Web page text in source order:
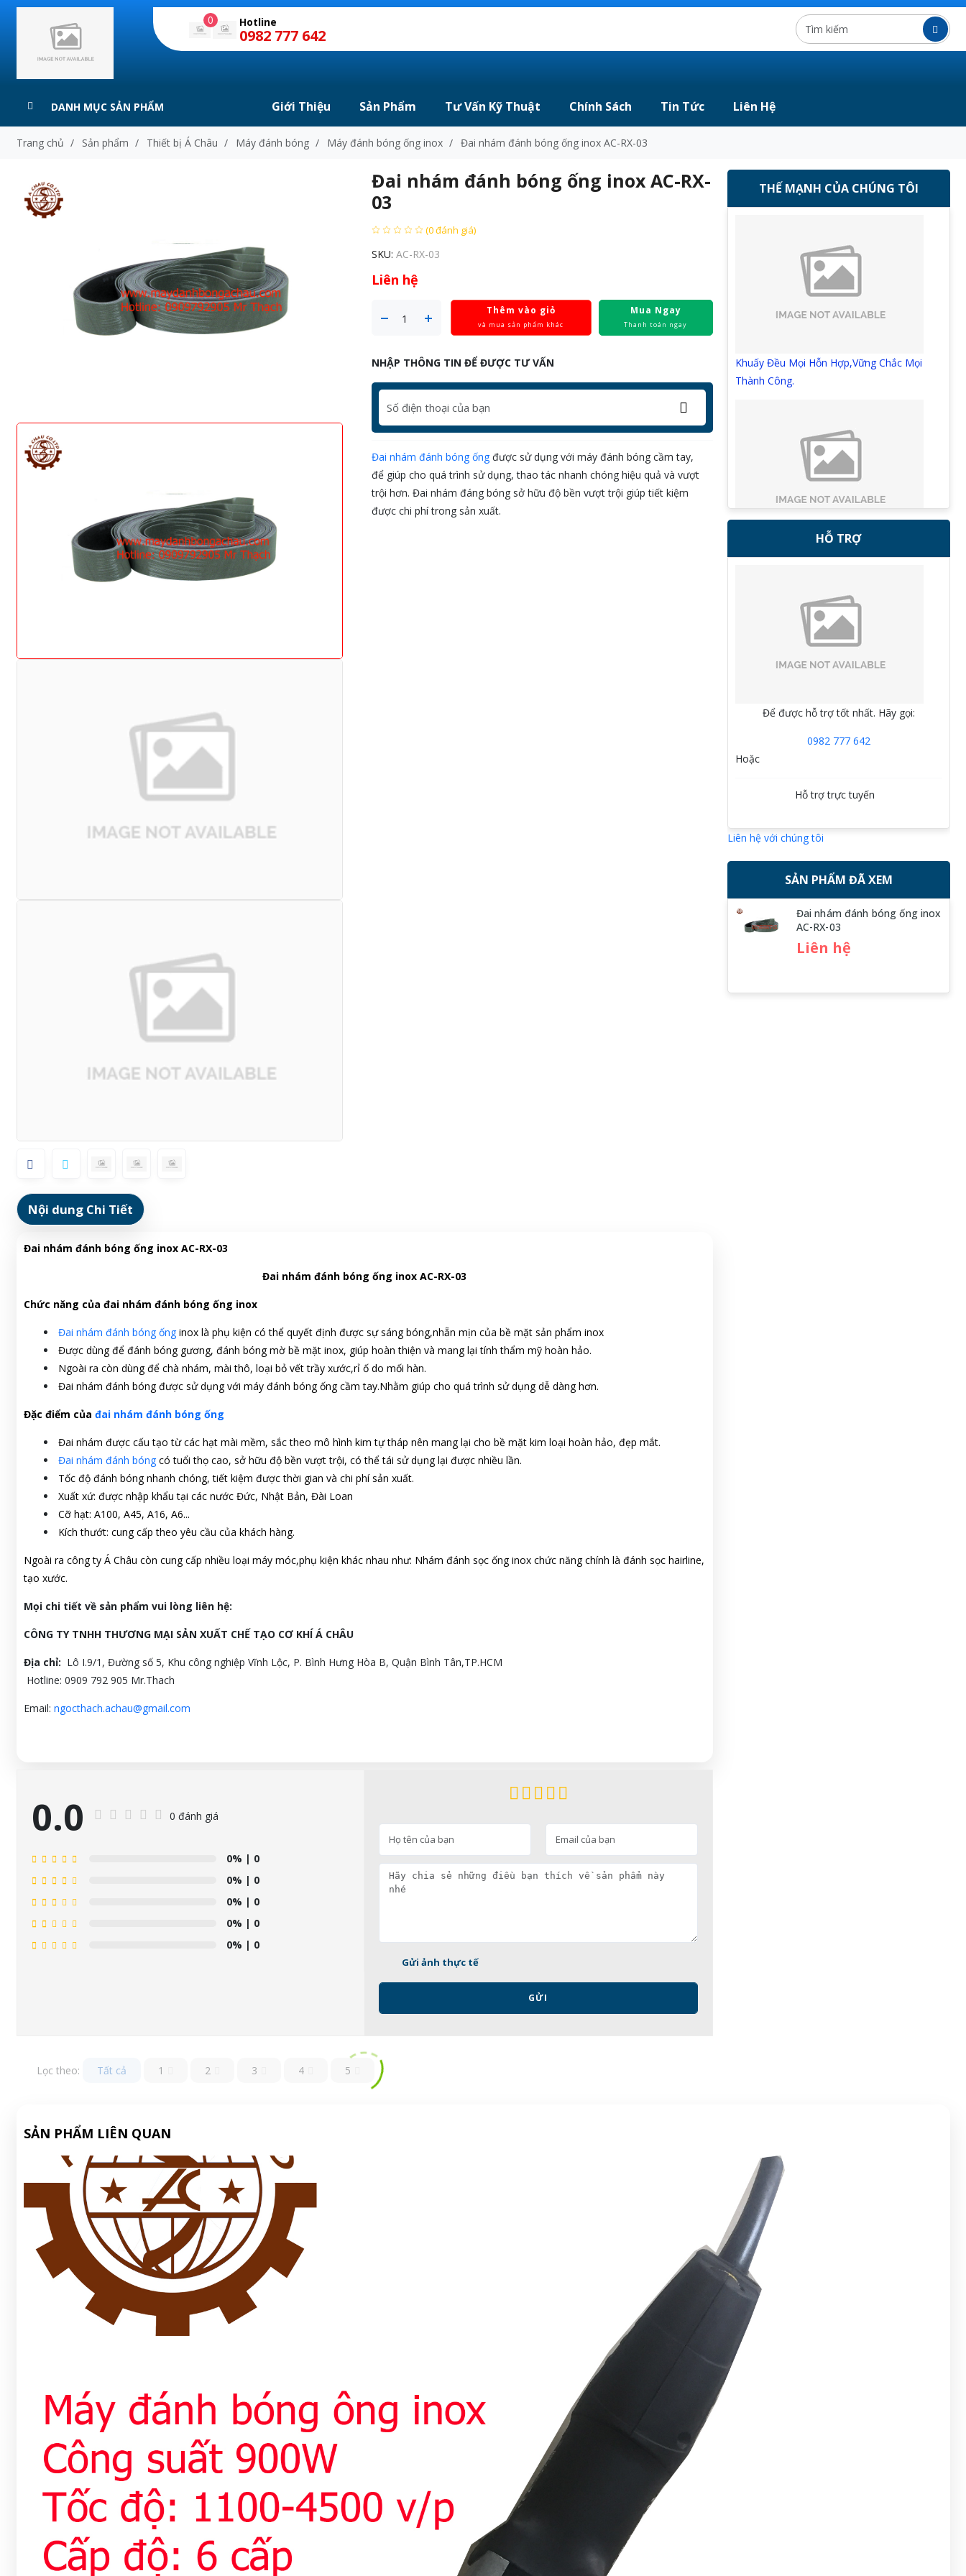
0 Hotline
0982 777 642
DANH MỤC SẢN PHẨM Giới Thiệu Sản Phẩm Tư Vấn Kỹ Thuật Chính Sách Tin Tức Liên Hệ
Trang chủ / Sản phẩm / Thiết bị Á Châu / Máy đánh bóng / Máy đánh bóng ống inox / Đai nhám đánh bóng ống inox AC-RX-03
Đai nhám đánh bóng ống inox AC-RX-
03
(0 đánh giá)
SKU:AC-RX-03
Liên hệ
Thêm vào giỏ
và mua sản phẩm khác
Mua Ngay
Thanh toán ngay
NHẬP THÔNG TIN ĐỂ ĐƯỢC TƯ VẤN
Đai nhám đánh bóng ống được sử dụng với máy đánh bóng cầm tay,
để giúp cho quá trình sử dụng, thao tác nhanh chóng hiệu quả và vượt
trội hơn. Đai nhám đáng bóng sở hữu độ bền vượt trội giúp tiết kiệm
được chi phí trong sản xuất.
Nội dung Chi Tiết
Đai nhám đánh bóng ống inox AC-RX-03
Đai nhám đánh bóng ống inox AC-RX-03
Chức năng của đai nhám đánh bóng ống inox
Đai nhám đánh bóng ống inox là phụ kiện có thể quyết định được sự sáng bóng,nhẵn mịn của bề mặt sản phẩm inox
Được dùng để đánh bóng gương, đánh bóng mờ bề mặt inox, giúp hoàn thiện và mang lại tính thẩm mỹ hoàn hảo.
Ngoài ra còn dùng để chà nhám, mài thô, loại bỏ vết trầy xước,rỉ ố do mối hàn.
Đai nhám đánh bóng được sử dụng với máy đánh bóng ống cầm tay.Nhằm giúp cho quá trình sử dụng dễ dàng hơn.
Đặc điểm của đai nhám đánh bóng ống
Đai nhám được cấu tạo từ các hạt mài mềm, sắc theo mô hình kim tự tháp nên mang lại cho bề mặt kim loại hoàn hảo, đẹp mắt.
Đai nhám đánh bóng có tuổi thọ cao, sở hữu độ bền vượt trội, có thể tái sử dụng lại được nhiều lần.
Tốc độ đánh bóng nhanh chóng, tiết kiệm được thời gian và chi phí sản xuất.
Xuất xứ: được nhập khẩu tại các nước Đức, Nhật Bản, Đài Loan
Cỡ hạt: A100, A45, A16, A6...
Kích thướt: cung cấp theo yêu cầu của khách hàng.
Ngoài ra công ty Á Châu còn cung cấp nhiều loại máy móc,phụ kiện khác nhau như: Nhám đánh sọc ống inox chức năng chính là đánh sọc hairline,
tạo xước.
Mọi chi tiết về sản phẩm vui lòng liên hệ:
CÔNG TY TNHH THƯƠNG MẠI SẢN XUẤT CHẾ TẠO CƠ KHÍ Á CHÂU
Địa chỉ: Lô I.9/1, Đường số 5, Khu công nghiệp Vĩnh Lộc, P. Bình Hưng Hòa B, Quận Bình Tân,TP.HCM
Hotline: 0909 792 905 Mr.Thach
Email: ngocthach.achau@gmail.com
0.0 0 đánh giá
0% | 0
0% | 0
0% | 0
0% | 0
0% | 0
Gửi ảnh thực tế
GỬI
Lọc theo: Tất cả 1 2 3 4 5
THẾ MẠNH CỦA CHÚNG TÔI
Khuấy Đều Mọi Hỗn Hợp,Vững Chắc Mọi
Thành Công.
Chính Xác Từng Giọt,Hoàn Hảo Mọi Mẻ
Đảm Bảo Chất Lượng, Nâng Tầm Sản Xuất
HỖ TRỢ
Để được hỗ trợ tốt nhất. Hãy gọi:
0982 777 642
Hoặc
Hỗ trợ trực tuyến
Liên hệ với chúng tôi
SẢN PHẨM ĐÃ XEM
Đai nhám đánh bóng ống inox
AC-RX-03
Liên hệ
SẢN PHẨM LIÊN QUAN